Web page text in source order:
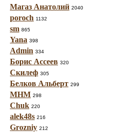
Магаз Анатолий 2040
poroch 1132
sm 865
Yana 398
Admin 334
Борис Ассеев 320
Скилеф 305
Белков Альберт 299
МНМ 298
Chuk 220
alek48s 216
Grozniy 212